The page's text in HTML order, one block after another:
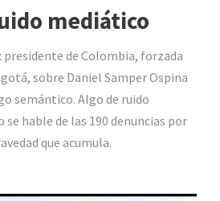
mediático
de Colombia, forzada
sobre Daniel Samper Ospina
semántico. Algo de ruido
se hable de las 190 denuncias por
que acumula.